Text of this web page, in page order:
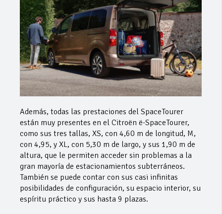
Además, todas las prestaciones del SpaceTourer
están muy presentes en el Citroën ë-SpaceTourer,
como sus tres tallas, XS, con 4,60 m de longitud, M,
con 4,95, y XL, con 5,30 m de largo, y sus 1,90 m de
altura, que le permiten acceder sin problemas a la
gran mayoría de estacionamientos subterráneos.
También se puede contar con sus casi infinitas
posibilidades de configuración, su espacio interior, su
espíritu práctico y sus hasta 9 plazas.